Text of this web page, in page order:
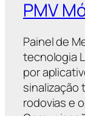
PMV
Painel de
tecnologia
por
sinalização
rodovias e